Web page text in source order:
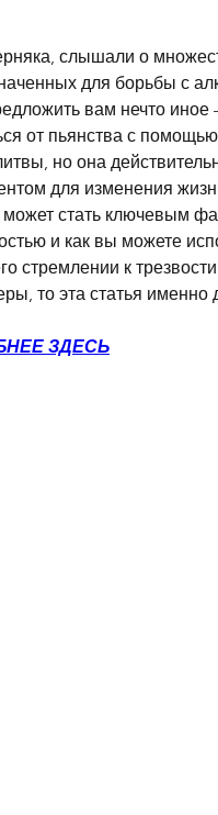
слышали о
для борьбы с
вам нечто
от пьянства с
но она
для изменения
стать ключевым
и как вы можете
стремлении к
то эта статья именно
ЗДЕСЬ